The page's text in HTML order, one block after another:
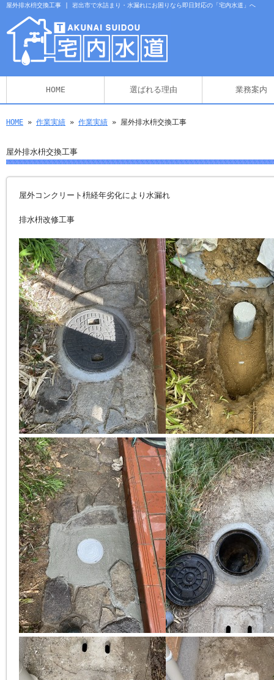
屋外排水枡交換工事 | 岩出市で水詰まり・水漏れにお困りなら即日対応の「宅内水道」へ
HOME 選ばれる理由 業務案内
HOME » 作業実績 » 作業実績 » 屋外排水枡交換工事
屋外排水枡交換工事
屋外コンクリート枡経年劣化により水漏れ
排水枡改修工事